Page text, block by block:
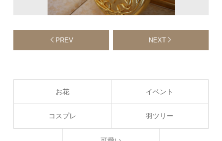
PREV NEXT
お花 イベント
コスプレ 羽ツリー